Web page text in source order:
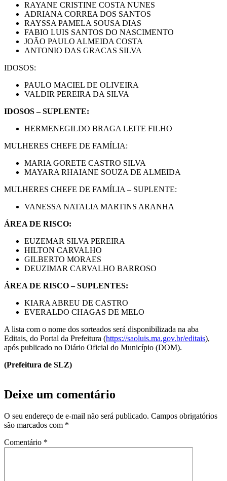
RAYANE CRISTINE COSTA NUNES
ADRIANA CORREA DOS SANTOS
RAYSSA PAMELA SOUSA DIAS
FABIO LUIS SANTOS DO NASCIMENTO
JOÃO PAULO ALMEIDA COSTA
ANTONIO DAS GRACAS SILVA
IDOSOS:
PAULO MACIEL DE OLIVEIRA
VALDIR PEREIRA DA SILVA
IDOSOS – SUPLENTE:
HERMENEGILDO BRAGA LEITE FILHO
MULHERES CHEFE DE FAMÍLIA:
MARIA GORETE CASTRO SILVA
MAYARA RHAIANE SOUZA DE ALMEIDA
MULHERES CHEFE DE FAMÍLIA – SUPLENTE:
VANESSA NATALIA MARTINS ARANHA
ÁREA DE RISCO:
EUZEMAR SILVA PEREIRA
HILTON CARVALHO
GILBERTO MORAES
DEUZIMAR CARVALHO BARROSO
ÁREA DE RISCO – SUPLENTES:
KIARA ABREU DE CASTRO
EVERALDO CHAGAS DE MELO
A lista com o nome dos sorteados será disponibilizada na aba
Editais, do Portal da Prefeitura (https://saoluis.ma.gov.br/editais),
após publicado no Diário Oficial do Município (DOM).
(Prefeitura de SLZ)
Deixe um comentário
O seu endereço de e-mail não será publicado. Campos obrigatórios
são marcados com *
Comentário *